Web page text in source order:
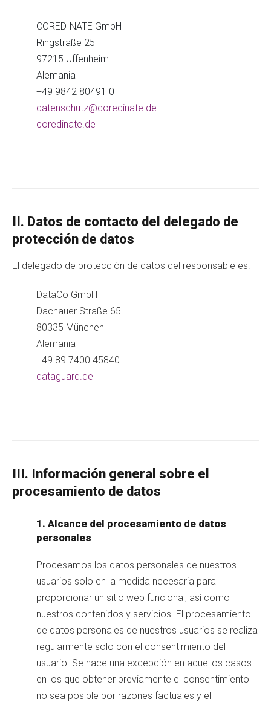
COREDINATE GmbH
Ringstraße 25
97215 Uffenheim
Alemania
+49 9842 80491 0
datenschutz@coredinate.de
coredinate.de
II. Datos de contacto del delegado de
protección de datos
El delegado de protección de datos del responsable es:
DataCo GmbH
Dachauer Straße 65
80335 München
Alemania
+49 89 7400 45840
dataguard.de
III. Información general sobre el
procesamiento de datos
1. Alcance del procesamiento de datos
personales
Procesamos los datos personales de nuestros
usuarios solo en la medida necesaria para
proporcionar un sitio web funcional, así como
nuestros contenidos y servicios. El procesamiento
de datos personales de nuestros usuarios se realiza
regularmente solo con el consentimiento del
usuario. Se hace una excepción en aquellos casos
en los que obtener previamente el consentimiento
no sea posible por razones factuales y el